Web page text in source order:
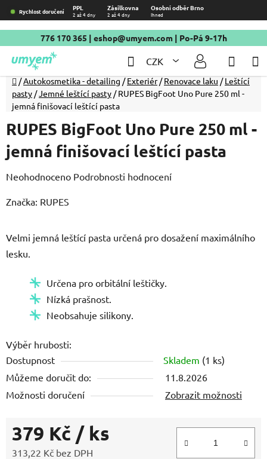
Přejít
na
obsah
Rychlost doručení PPL Zásilkovna Osobní odběr Brno
2 až 4 dny 2 až 4 dny Ihned
776 170 365 | eshop@umyem.com| Po-Pá 9-17h
CZK
Hledat
Domů
/Autokosmetika - detailing / Exteriér / Renovace laku / Leštící
pasty /Jemné leštící pasty / RUPES BigFoot Uno Pure 250 ml -
jemná finišovací leštící pasta
Velmi jemná leštící pasta určená pro dosažení maximálního
lesku.
Určena pro orbitální leštičky.
Nízká prašnost.
Neobsahuje silikony.
Výběr hrubosti:
Dostupnost
Skladem (1 ks)
Můžeme doručit do:
11.8.2026
Možnosti doručení
Zobrazit možnosti
379 Kč / ks
313,22 Kč bez DPH
RUPES BigFoot Uno Pure 250 ml -
jemná finišovací leštící pasta
Průměrné
produktu
0,0
z
hvězdiček.
Neohodnoceno Podrobnosti hodnocení
Značka: RUPES